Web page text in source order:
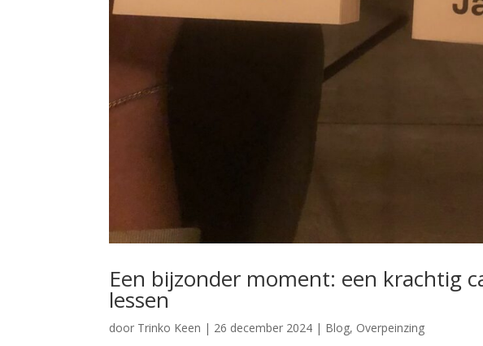
Een bijzonder moment: een krachtig
lessen
door Trinko Keen | 26 december 2024 | Blog, Overpeinzing